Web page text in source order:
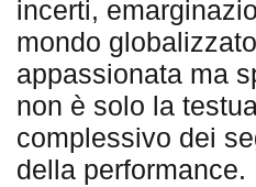
incerti,
mondo
appassionata ma
non è solo la
complessivo dei
della performance.